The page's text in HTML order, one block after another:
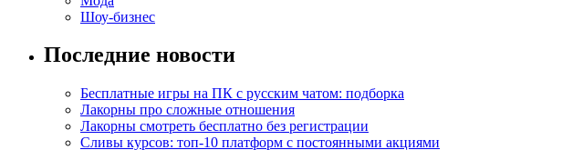
Шоу-бизнес
Последние новости
Бесплатные игры на ПК с русским чатом: подборка
Лакорны про сложные отношения
Лакорны смотреть бесплатно без регистрации
Сливы курсов: топ-10 платформ с постоянными акциями